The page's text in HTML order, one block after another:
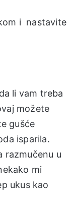
i nastavite
li vam treba
možete
gušće
isparila.
razmučenu u
mi
ukus kao